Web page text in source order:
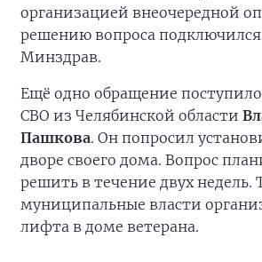
организацией внеочередной
решению вопроса
Минздрав.
Ещё одно обращение поступило
СВО из Челябинской области
Пашкова. Он попросил
дворе своего дома. Вопрос
решить в течение двух недель.
муниципальные власти
лифта в доме ветерана.